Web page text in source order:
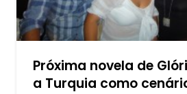
Próxima novela de
a Turquia como